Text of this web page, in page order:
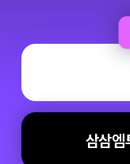
25
83삼삼엠